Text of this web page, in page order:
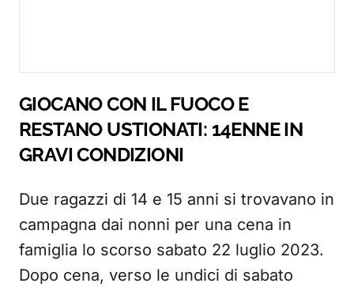
GIOCANO CON IL FUOCO E
RESTANO USTIONATI: 14ENNE IN
GRAVI CONDIZIONI
Due ragazzi di 14 e 15 anni si trovavano in
campagna dai nonni per una cena in
famiglia lo scorso sabato 22 luglio 2023.
Dopo cena, verso le undici di sabato